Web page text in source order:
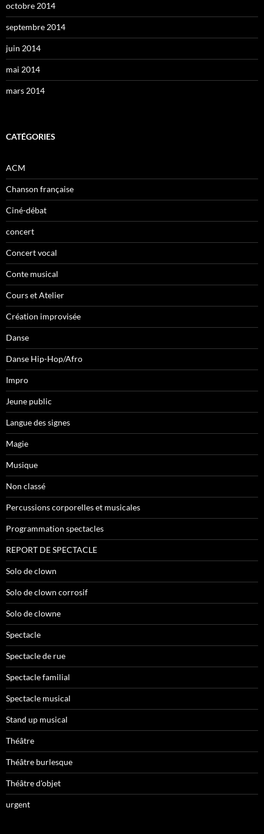
octobre 2014
septembre 2014
juin 2014
mai 2014
mars 2014
CATÉGORIES
ACM
Chanson française
Ciné-débat
concert
Concert vocal
Conte musical
Cours et Atelier
Création improvisée
Danse
Danse Hip-Hop/Afro
Impro
Jeune public
Langue des signes
Magie
Musique
Non classé
Percussions corporelles et musicales
Programmation spectacles
REPORT DE SPECTACLE
Solo de clown
Solo de clown corrosif
Solo de clowne
Spectacle
Spectacle de rue
Spectacle familial
Spectacle musical
Stand up musical
Théâtre
Théâtre burlesque
Théâtre d'objet
urgent